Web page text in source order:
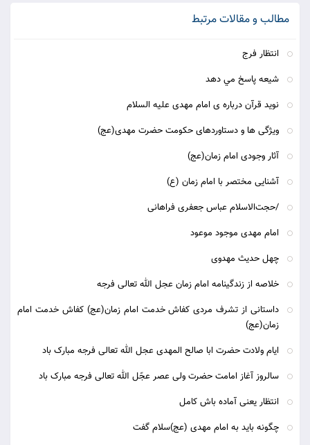
مطالب و مقالات مرتبط
انتظار فرج
شيعه پاسخ مي دهد
نوید قرآن درباره ی امام مهدی علیه السلام
ویژگی ها و دستاوردهای حکومت حضرت مهدی(عج)
آثار وجودی امام زمان(عج)
آشنایی مختصر با امام زمان (ع)
/حجت‌الاسلام عباس جعفری فراهانی
امام مهدی موجود موعود
چهل حدیث مهدوی
خلاصه از زندگینامه امام زمان عجل الله تعالی فرجه
داستانی از تشرف مردی کفاش خدمت امام زمان(عج) کفاش خدمت امام
زمان(عج)
ایام ولادت حضرت ابا صالح المهدی عجل الله تعالی فرجه مبارک باد
سالروز آغاز امامت حضرت ولی عصر عجّل الله تعالی فرجه مبارک باد
انتظار یعنى آماده باش كامل
چگونه باید به امام مهدی (عج)سلام گفت